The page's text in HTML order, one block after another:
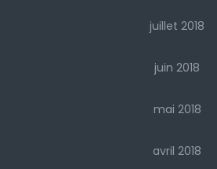
juillet 2018
juin 2018
mai 2018
avril 2018